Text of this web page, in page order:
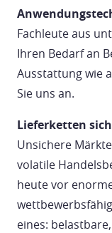
Fachleute aus
Ihren Bedarf an
Ausstattung wie
Sie uns an.
Lieferketten
Unsichere
volatile
heute vor
eines: